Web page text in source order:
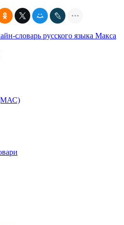
словарь русского языка Макса
(МАС)